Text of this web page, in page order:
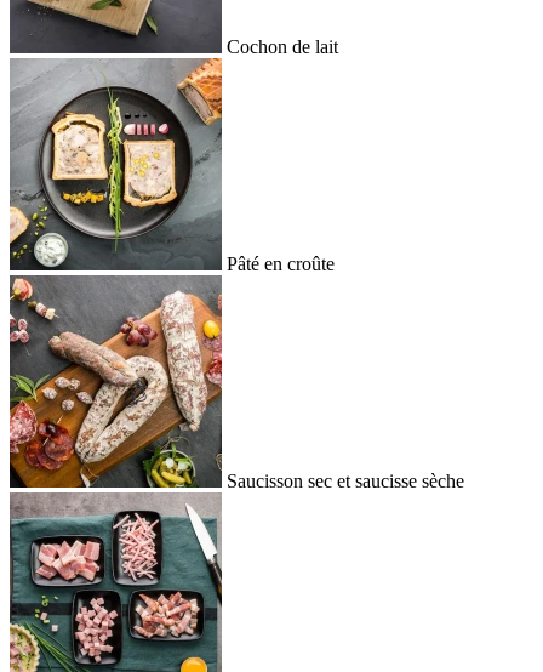
Cochon de lait
Pâté en croûte
Saucisson sec et saucisse sèche